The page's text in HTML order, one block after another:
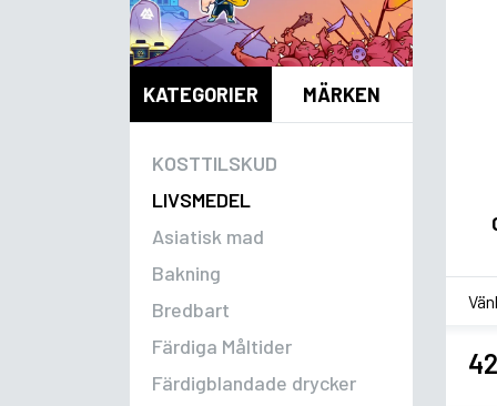
KATEGORIER MÄRKEN
KOSTTILSKUD
LIVSMEDEL
Asiatisk mad
Bakning
Bredbart
Färdiga Måltider
Färdigblandade drycker
*